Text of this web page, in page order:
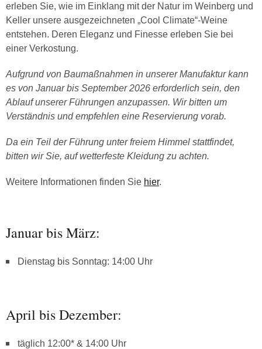
erleben Sie, wie im Einklang mit der Natur im Weinberg und
Keller unsere ausgezeichneten „Cool Climate“-Weine
entstehen. Deren Eleganz und Finesse erleben Sie bei
einer Verkostung.
Aufgrund von Baumaßnahmen in unserer Manufaktur kann
es von Januar bis September 2026 erforderlich sein, den
Ablauf unserer Führungen anzupassen. Wir bitten um
Verständnis und empfehlen eine Reservierung vorab.
Da ein Teil der Führung unter freiem Himmel stattfindet,
bitten wir Sie, auf wetterfeste Kleidung zu achten.
Weitere Informationen finden Sie hier.
Januar bis März:
Dienstag bis Sonntag: 14:00 Uhr
April bis Dezember:
täglich 12:00* & 14:00 Uhr